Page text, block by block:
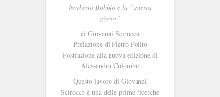
Norberto Bobbio e la “guerra
giusta”
di Giovanni Scirocco
Prefazione di Pietro Polito
Postfazione alla nuova edizione di
Alessandro Colombo
Questo lavoro di Giovanni
Scirocco è una delle prime ricerche